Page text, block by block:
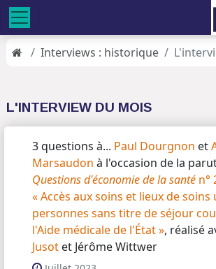
Interviews : historique
L'INTERVIEW DU MOIS
3 questions à... Paul Dourgnon et
Marsaudon à l'occasion de la
Questions d'économie de la santé n°
« Accès aux soins et lieux de soins
personnes sans titre de séjour
l'Aide médicale de l'État », réalisé
Jusot et Jérôme Wittwer